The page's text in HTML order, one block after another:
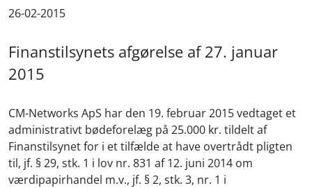
26-02-2015
Finanstilsynets afgørelse af 27. januar
2015
CM-Networks ApS har den 19. februar 2015 vedtaget et
administrativt bødeforelæg på 25.000 kr. tildelt af
Finanstilsynet for i et tilfælde at have overtrådt pligten
til, jf. § 29, stk. 1 i lov nr. 831 af 12. juni 2014 om
værdipapirhandel m.v., jf. § 2, stk. 3, nr. 1 i